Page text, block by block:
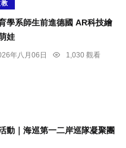
學系師生前進德國 AR科技繪
娃
年八月06日
1,030 觀看
動｜海巡第一二岸巡隊凝聚團